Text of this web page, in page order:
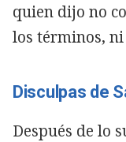
quien dijo no
los términos,
Disculpas de
Después de lo